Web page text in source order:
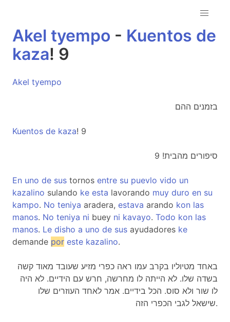
Akel tyempo - Kuentos de
kaza! 9
Akel tyempo
בזמנים ההם
Kuentos de kaza! 9
סיפורים מהבית! 9
En uno de sus tornos entre su puevlo vido un
kazalino sulando ke esta lavorando muy duro en su
kampo. No teniya aradera, estava arando kon las
manos. No teniya ni buey ni kavayo. Todo kon las
manos. Le disho a uno de sus ayudadores ke
demande por este kazalino.
באחד מטיוליו בקרב עמו ראה כפרי מזיע שעובד מאוד קשה
בשדה שלו. לא הייתה לו מחרשה, חרש עם הידיים. לא היה
לו שור ולא סוס. הכל בידיים. אמר לאחד העוזרים שלו
שישאל לגבי הכפרי הזה.